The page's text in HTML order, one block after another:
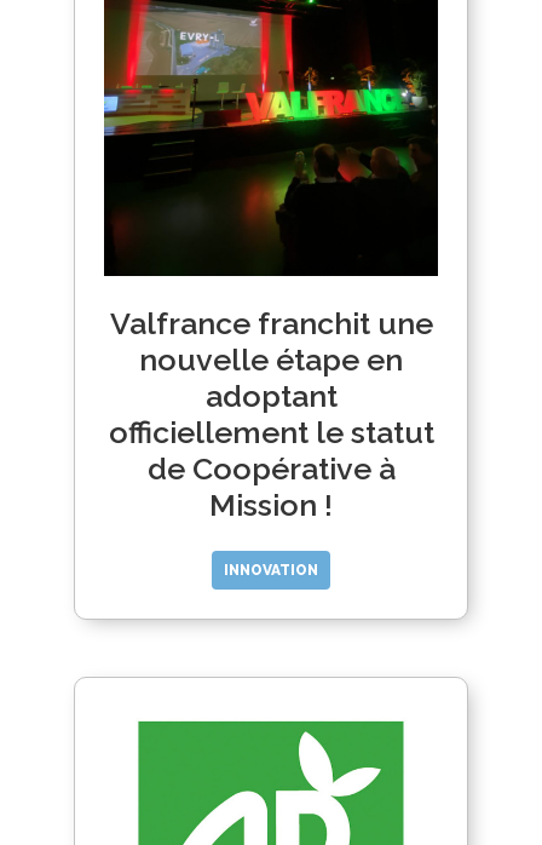
Valfrance franchit une
nouvelle étape en
adoptant
officiellement le statut
de Coopérative à
Mission !
INNOVATION